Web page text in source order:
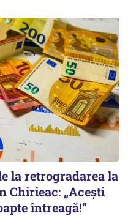
la retrogradarea la
Chirieac: „Acești
întreagă!”